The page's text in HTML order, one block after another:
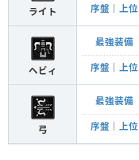
ライト 序盤 上位
ヘビィ
最強装備
序盤 上位
弓
最強装備
序盤 上位